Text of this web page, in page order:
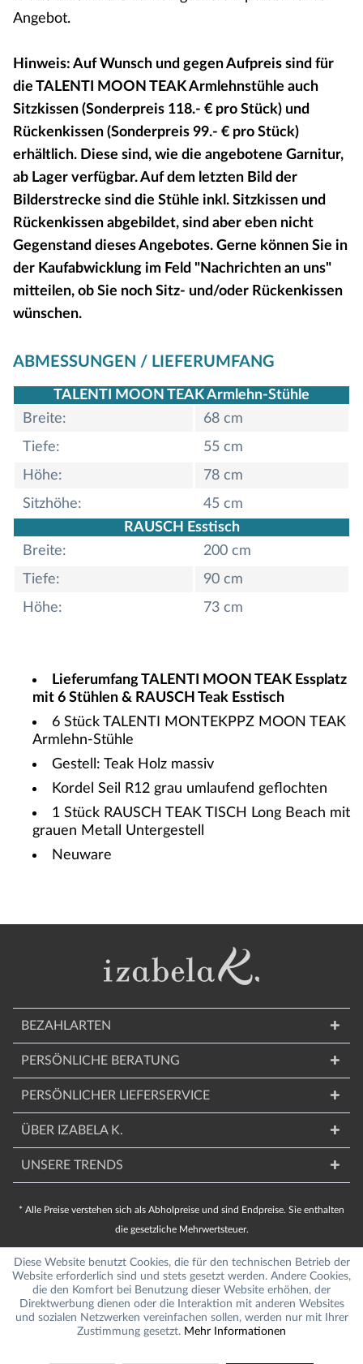
Angebot.
Hinweis: Auf Wunsch und gegen Aufpreis sind für
die TALENTI MOON TEAK Armlehnstühle auch
Sitzkissen (Sonderpreis 118.- € pro Stück) und
Rückenkissen (Sonderpreis 99.- € pro Stück)
erhältlich. Diese sind, wie die angebotene Garnitur,
ab Lager verfügbar. Auf dem letzten Bild der
Bilderstrecke sind die Stühle inkl. Sitzkissen und
Rückenkissen abgebildet, sind aber eben nicht
Gegenstand dieses Angebotes. Gerne können Sie in
der Kaufabwicklung im Feld "Nachrichten an uns"
mitteilen, ob Sie noch Sitz- und/oder Rückenkissen
wünschen.
ABMESSUNGEN / LIEFERUMFANG
TALENTI MOON TEAK Armlehn-Stühle
Breite:
68 cm
Tiefe:
55 cm
Höhe:
78 cm
Sitzhöhe:
45 cm
RAUSCH Esstisch
Breite:
200 cm
Tiefe:
90 cm
Höhe:
73 cm
Lieferumfang TALENTI MOON TEAK Essplatz
mit 6 Stühlen & RAUSCH Teak Esstisch
6 Stück TALENTI MONTEKPPZ MOON TEAK
Armlehn-Stühle
Gestell: Teak Holz massiv
Kordel Seil R12 grau umlaufend geflochten
1 Stück RAUSCH TEAK TISCH Long Beach mit
grauen Metall Untergestell
Neuware
BEZAHLARTEN
PERSÖNLICHE BERATUNG
PERSÖNLICHER LIEFERSERVICE
ÜBER IZABELA K.
UNSERE TRENDS
* Alle Preise verstehen sich als Abholpreise und sind Endpreise. Sie enthalten
die gesetzliche Mehrwertsteuer.
Diese Website benutzt Cookies, die für den technischen Betrieb der
Website erforderlich sind und stets gesetzt werden. Andere Cookies,
die den Komfort bei Benutzung dieser Website erhöhen, der
Direktwerbung dienen oder die Interaktion mit anderen Websites
und sozialen Netzwerken vereinfachen sollen, werden nur mit Ihrer
Zustimmung gesetzt. Mehr Informationen